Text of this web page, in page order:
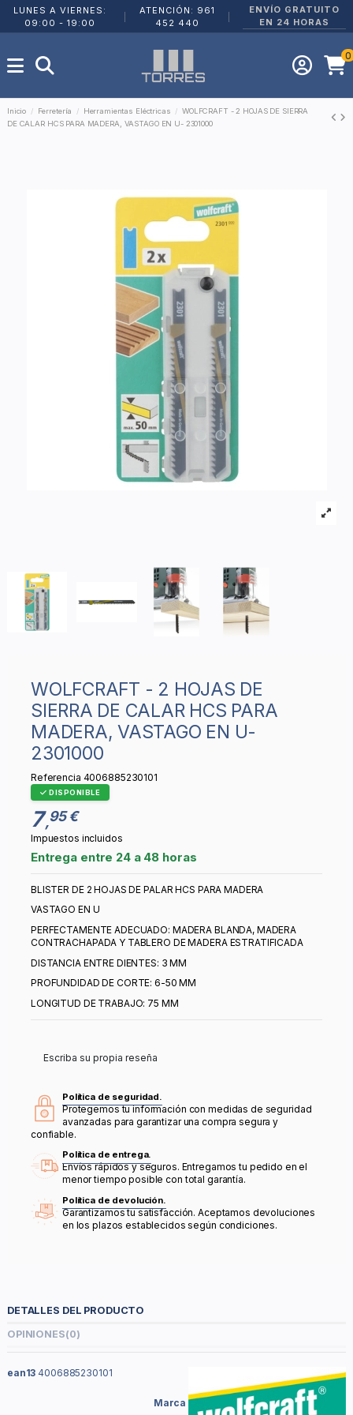
LUNES A VIERNES:
09:00 - 19:00
ATENCIÓN: 961
452 440
ENVÍO GRATUITO
EN 24 HORAS
0
Inicio Ferretería Herramientas Eléctricas
WOLFCRAFT - 2 HOJAS DE SIERRA
DE CALAR HCS PARA MADERA, VASTAGO EN U- 2301000
WOLFCRAFT - 2 HOJAS DE
SIERRA DE CALAR HCS PARA
MADERA, VASTAGO EN U-
2301000
Referencia 4006885230101
DISPONIBLE
7,95 €
Impuestos incluidos
Entrega entre 24 a 48 horas
BLISTER DE 2 HOJAS DE PALAR HCS PARA MADERA
VASTAGO EN U
PERFECTAMENTE ADECUADO: MADERA BLANDA, MADERA
CONTRACHAPADA Y TABLERO DE MADERA ESTRATIFICADA
DISTANCIA ENTRE DIENTES: 3 MM
PROFUNDIDAD DE CORTE: 6-50 MM
LONGITUD DE TRABAJO: 75 MM
Escriba su propia reseña
Política de seguridad.
Protegemos tu información con medidas de seguridad
avanzadas para garantizar una compra segura y
confiable.
Política de entrega.
Envíos rápidos y seguros. Entregamos tu pedido en el
menor tiempo posible con total garantía.
Política de devolución.
Garantizamos tu satisfacción. Aceptamos devoluciones
en los plazos establecidos según condiciones.
DETALLES DEL PRODUCTO
OPINIONES(0)
Marca
ean13 4006885230101